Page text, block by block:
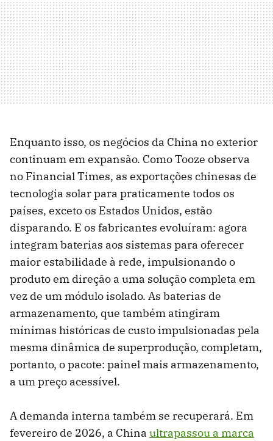
Enquanto isso, os negócios da China no exterior
continuam em expansão. Como Tooze observa
no Financial Times, as exportações chinesas de
tecnologia solar para praticamente todos os
países, exceto os Estados Unidos, estão
disparando. E os fabricantes evoluíram: agora
integram baterias aos sistemas para oferecer
maior estabilidade à rede, impulsionando o
produto em direção a uma solução completa em
vez de um módulo isolado. As baterias de
armazenamento, que também atingiram
mínimas históricas de custo impulsionadas pela
mesma dinâmica de superprodução, completam,
portanto, o pacote: painel mais armazenamento,
a um preço acessível.
A demanda interna também se recuperará. Em
fevereiro de 2026, a China ultrapassou a marca